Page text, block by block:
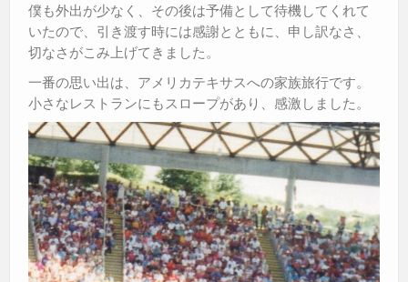
僕も外出が少なく、その後は予備として待機してくれて
いたので、引き渡す時には感謝とともに、申し訳なさ、
切なさがこみ上げてきました。
一番の思い出は、アメリカテキサスへの家族旅行です。
小さなレストランにもスロープがあり、感激しました。